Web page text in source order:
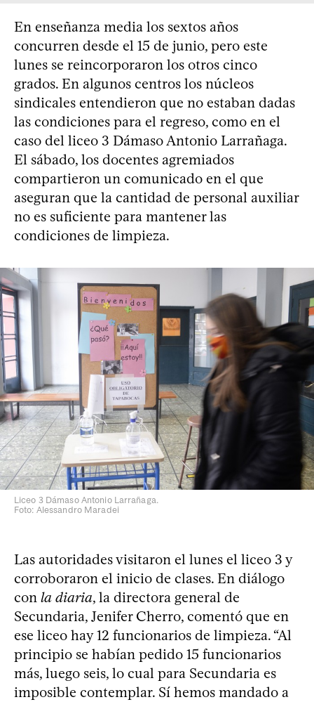
En enseñanza media los sextos años
concurren desde el 15 de junio, pero este
lunes se reincorporaron los otros cinco
grados. En algunos centros los núcleos
sindicales entendieron que no estaban dadas
las condiciones para el regreso, como en el
caso del liceo 3 Dámaso Antonio Larrañaga.
El sábado, los docentes agremiados
compartieron un comunicado en el que
aseguran que la cantidad de personal auxiliar
no es suficiente para mantener las
condiciones de limpieza.
Liceo 3 Dámaso Antonio Larrañaga.
Foto: Alessandro Maradei
Las autoridades visitaron el lunes el liceo 3 y
corroboraron el inicio de clases. En diálogo
con la diaria, la directora general de
Secundaria, Jenifer Cherro, comentó que en
ese liceo hay 12 funcionarios de limpieza. “Al
principio se habían pedido 15 funcionarios
más, luego seis, lo cual para Secundaria es
imposible contemplar. Sí hemos mandado a